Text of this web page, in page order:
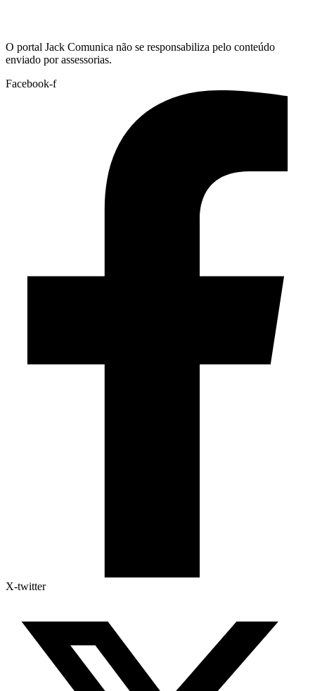
O portal Jack Comunica não se responsabiliza pelo conteúdo
enviado por assessorias.
Facebook-f
X-twitter